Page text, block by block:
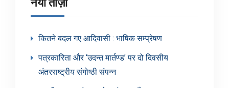
कितने बदल गए आदिवासी : भाषिक सम्प्रेषण
पत्रकारिता और ‘उदन्त मार्तण्ड’ पर दो दिवसीय
अंतरराष्ट्रीय संगोष्ठी संपन्न